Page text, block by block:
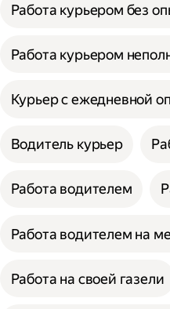
Работа курьером без
Работа курьером
Курьер с ежедневной
Водитель курьер
Работа водителем
Работа водителем на
Работа на своей газели